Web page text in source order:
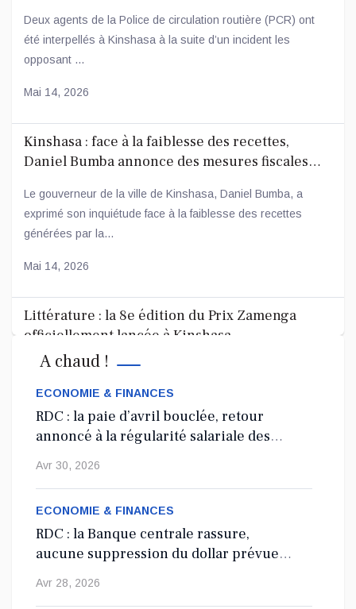
Deux agents de la Police de circulation routière (PCR) ont
été interpellés à Kinshasa à la suite d’un incident les
opposant ...
Mai 14, 2026
Kinshasa : face à la faiblesse des recettes,
Daniel Bumba annonce des mesures fiscales
Le gouverneur de la ville de Kinshasa, Daniel Bumba, a
exprimé son inquiétude face à la faiblesse des recettes
générées par la...
Mai 14, 2026
Littérature : la 8e édition du Prix Zamenga
officiellement lancée à Kinshasa
La 8e édition du concours littéraire « Prix Zamenga » a été
officiellement lancée ce mercredi 13 mai à Kinshasa, à
Mai 13, 2026
Nord-Kivu : le député Crispin Mbindule dans le
collimateur de l’ANR
Le député national Crispin Mbindule, également président du
conseil d’administration du Cadastre minier, fait l’objet d’un...
A chaud !
ECONOMIE & FINANCES
RDC : la paie d’avril bouclée, retour
annoncé à la régularité salariale des
Avr 30, 2026
ECONOMIE & FINANCES
RDC : la Banque centrale rassure,
aucune suppression du dollar prévue
Avr 28, 2026